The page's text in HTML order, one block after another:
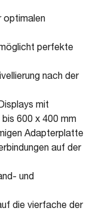
optimalen
perfekte
nach der
mit
600 x 400 mm
Adapterplatte
auf der
und
die vierfache der